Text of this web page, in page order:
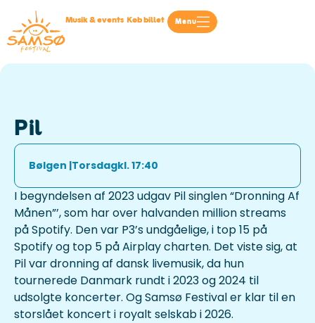
Musik & events Køb billet Menu
Pil
Bølgen |Torsdagkl. 17:40
I begyndelsen af 2023 udgav Pil singlen “Dronning Af
Månen”’, som har over halvanden million streams
på Spotify. Den var P3’s undgåelige, i top 15 på
Spotify og top 5 på Airplay charten. Det viste sig, at
Pil var dronning af dansk livemusik, da hun
tournerede Danmark rundt i 2023 og 2024 til
udsolgte koncerter. Og Samsø Festival er klar til en
storslået koncert i royalt selskab i 2026.